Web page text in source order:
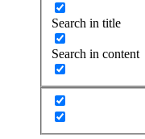
Search in title
Search in content